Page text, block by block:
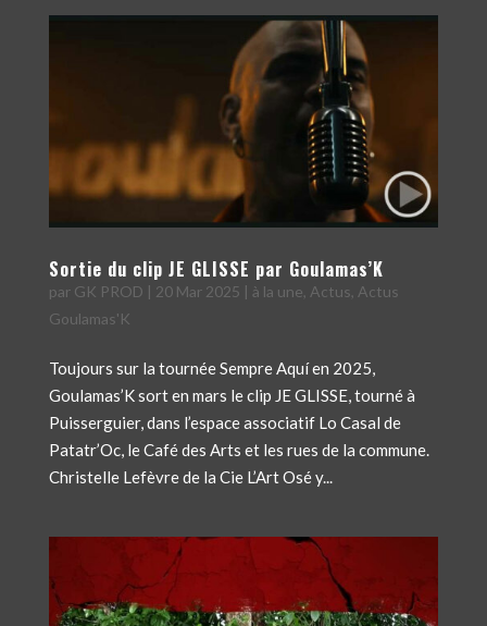
Sortie du clip JE GLISSE par Goulamas’K
par GK PROD | 20 Mar 2025 | à la une Actus Actus
Goulamas'K
Toujours sur la tournée Sempre Aquí en 2025,
Goulamas’K sort en mars le clip JE GLISSE, tourné à
Puisserguier, dans l’espace associatif Lo Casal de
Patatr’Oc, le Café des Arts et les rues de la commune.
Christelle Lefèvre de la Cie L’Art Osé y...